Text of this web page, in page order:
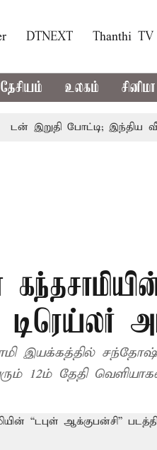
DTNEXT Thanthi TV
தேசியம் உலகம் சினிமா
இறுதி போட்டி; இந்திய
டிரெய்லர்
இயக்கத்தில் சந்​தோஷ்,
12ம் தேதி